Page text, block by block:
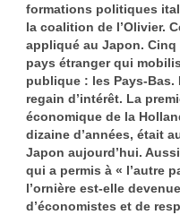
formations politiques
la coalition de l’Olivier.
appliqué au Japon.
pays étranger qui
publique : les Pays-
regain d’intérêt. La
économique de la
dizaine d’années, était
Japon aujourd’hui.
qui a permis à « l’autre
l’ornière est-elle
d’économistes et de